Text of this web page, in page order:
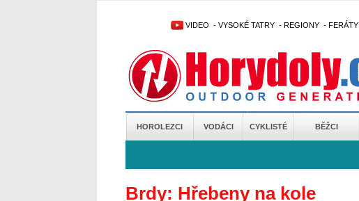
VIDEO - VYSOKÉ TATRY - REGIONY - FERÁTY
HOROLEZCI VODÁCI CYKLISTÉ BĚŽCI
Brdy: Hřebeny na kole